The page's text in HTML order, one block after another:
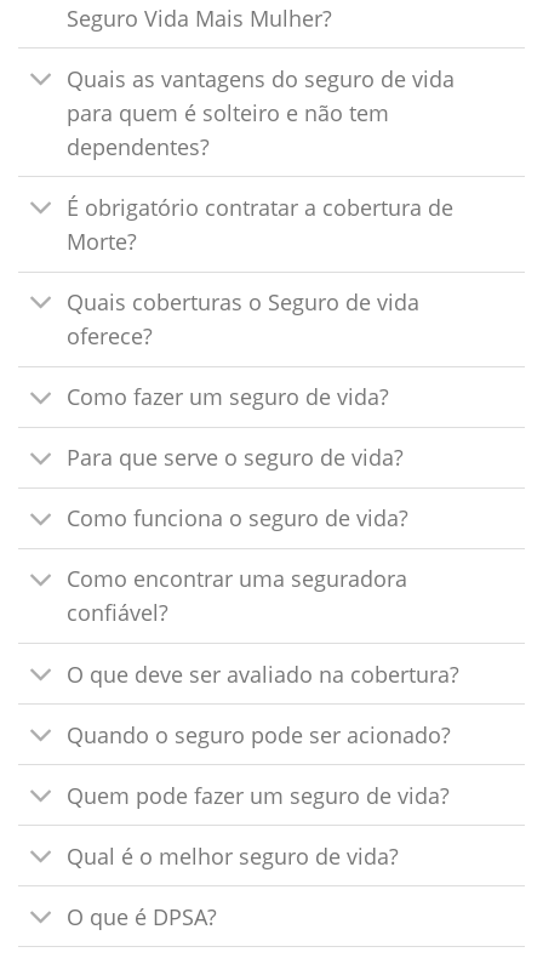
Seguro Vida Mais Mulher?
Quais as vantagens do seguro de vida
para quem é solteiro e não tem
dependentes?
É obrigatório contratar a cobertura de
Morte?
Quais coberturas o Seguro de vida
oferece?
Como fazer um seguro de vida?
Para que serve o seguro de vida?
Como funciona o seguro de vida?
Como encontrar uma seguradora
confiável?
O que deve ser avaliado na cobertura?
Quando o seguro pode ser acionado?
Quem pode fazer um seguro de vida?
Qual é o melhor seguro de vida?
O que é DPSA?